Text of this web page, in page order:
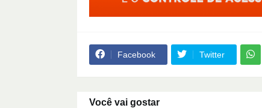
Facebook Twitter
Você vai gostar